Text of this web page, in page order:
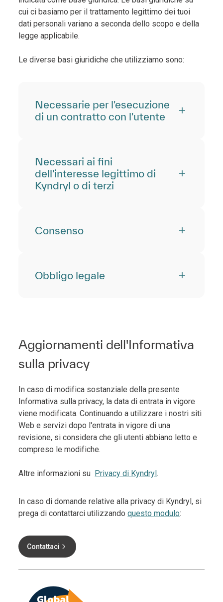
cui ci basiamo per il trattamento legittimo dei tuoi
dati personali variano a seconda dello scopo e della
legge applicabile.
Le diverse basi giuridiche che utilizziamo sono:
Necessarie per l'esecuzione
di un contratto con l'utente
Necessari ai fini
dell'interesse legittimo di
Kyndryl o di terzi
Consenso
Obbligo legale
Aggiornamenti dell'Informativa
sulla privacy
In caso di modifica sostanziale della presente
Informativa sulla privacy, la data di entrata in vigore
viene modificata. Continuando a utilizzare i nostri siti
Web e servizi dopo l'entrata in vigore di una
revisione, si considera che gli utenti abbiano letto e
compreso le modifiche.
Altre informazioni su Privacy di Kyndryl.
In caso di domande relative alla privacy di Kyndryl, si
prega di contattarci utilizzandoquestomodulo:
Contattaci